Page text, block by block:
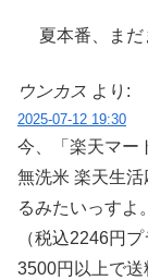
夏本番、ま
ウンカス より:
2025-07-12 19:30
今、「楽天マー
無洗米 楽天生
るみたいっすよ。
（税込2246円
3500円以上で